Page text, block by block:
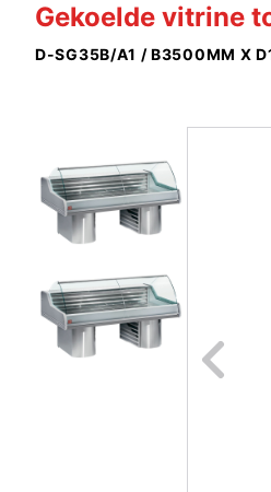
Gekoelde vitrine
D-SG35B/A1 / B3500MM X